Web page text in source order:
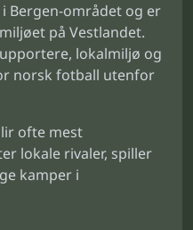
Bergen-området og er
på Vestlandet.
lokalmiljø og
norsk fotball utenfor
ofte mest
lokale rivaler, spiller
kamper i